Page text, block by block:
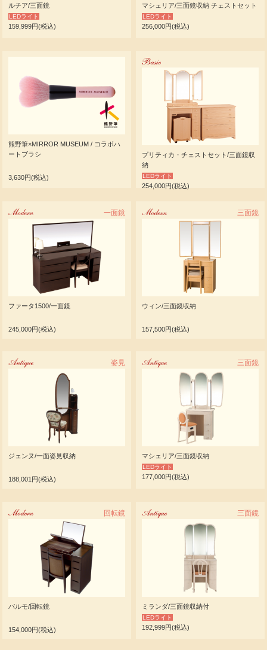
ルチア/三面鏡
LEDライト
159,999円(税込)
マシェリア/三面鏡収納 チェストセット
LEDライト
256,000円(税込)
熊野筆×MIRROR MUSEUM / コラボハ
ートブラシ
3,630円(税込)
プリティカ・チェストセット/三面鏡収
納
LEDライト
254,000円(税込)
一面鏡
ファータ1500/一面鏡
245,000円(税込)
三面鏡
ウィン/三面鏡収納
157,500円(税込)
姿見
ジェンヌ/一面姿見収納
188,001円(税込)
三面鏡
マシェリア/三面鏡収納
LEDライト
177,000円(税込)
回転鏡
パルモ/回転鏡
154,000円(税込)
三面鏡
ミランダ/三面鏡収納付
LEDライト
192,999円(税込)